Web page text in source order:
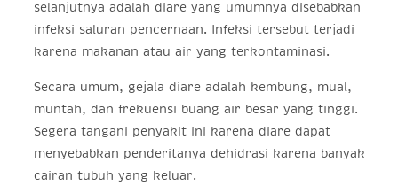
selanjutnya adalah diare yang umumnya disebabkan
infeksi saluran pencernaan. Infeksi tersebut terjadi
karena makanan atau air yang terkontaminasi.
Secara umum, gejala diare adalah kembung, mual,
muntah, dan frekuensi buang air besar yang tinggi.
Segera tangani penyakit ini karena diare dapat
menyebabkan penderitanya dehidrasi karena banyak
cairan tubuh yang keluar.